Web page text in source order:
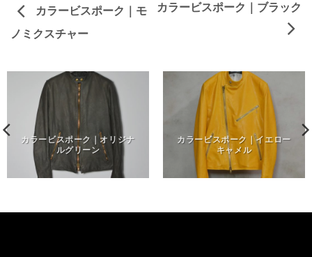
カラービスポーク｜モ
ノミクスチャー
カラービスポーク｜ブラック
カラービスポーク｜オリジナ
ルグリーン
カラービスポーク｜イエロー
キャメル